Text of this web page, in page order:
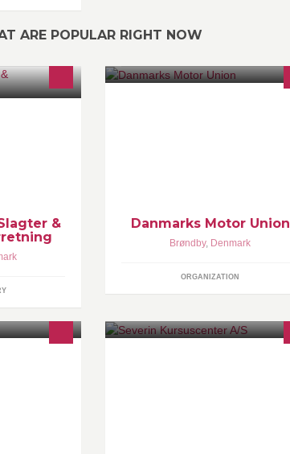
ARE POPULAR RIGHT NOW
&
Danmarks Motor Union
Brøndby, Denmark
ORGANIZATION